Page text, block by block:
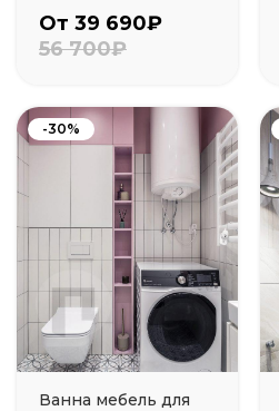
От 39 690₽
56 700₽
-30%
Ванна мебель для